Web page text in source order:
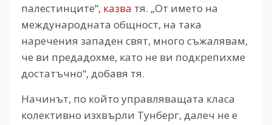
палестинците“, казва тя. „От името на
международната общност, на така
наречения западен свят, много съжалявам,
че ви предадохме, като не ви подкрепихме
достатъчно“, добавя тя.
Начинът, по който управляващата класа
колективно изхвърли Тунберг, далеч не е